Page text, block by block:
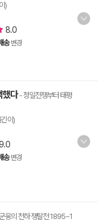
)
8.0
송 변경
했다- 청일전쟁부터 태평
긴이)
송 변경
웅의 천하 쟁탈전 1895~1